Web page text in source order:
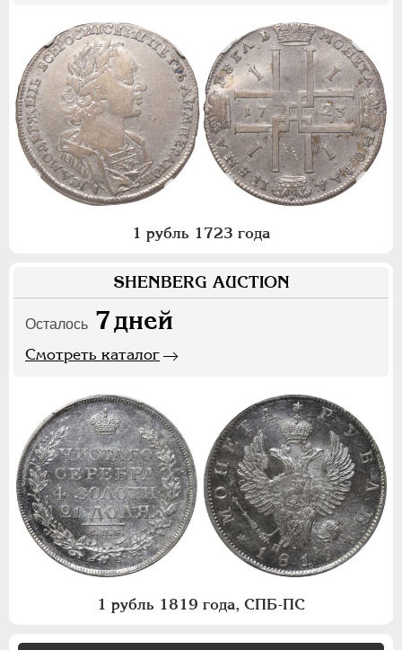
1 рубль 1723 года
SHENBERG AUCTION
Осталось 7дней
Смотреть каталог
1 рубль 1819 года, СПБ-ПС